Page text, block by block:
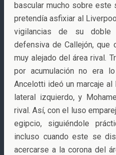
bascular mucho sobre este
pretendía asfixiar al
vigilancias de su
defensiva de Callejón,
muy alejado del área rival.
por acumulación no era
Ancelotti ideó un marcaje
lateral izquierdo, y
rival. Así, con el luso
egipcio, siguiéndole
incluso cuando este se
acercarse a la corona del